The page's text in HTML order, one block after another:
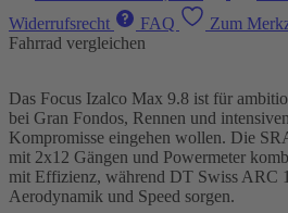
Widerrufsrecht
FAQ
Zum
Fahrrad vergleichen
Das Focus Izalco Max 9.8 ist für
bei Gran Fondos, Rennen und
Kompromisse eingehen wollen. Die
mit 2x12 Gängen und Powermeter
mit Effizienz, während DT Swiss ARC
Aerodynamik und Speed sorgen.